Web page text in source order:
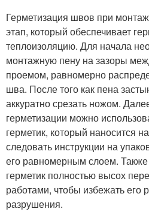
Герметизация швов при
этап, который обеспечивает
теплоизоляцию. Для начала
монтажную пену на зазоры
проемом, равномерно
шва. После того как пена
аккуратно срезать ножом.
герметизации можно
герметик, который наносится
следовать инструкции на
его равномерным слоем. Также
герметик полностью высох
работами, чтобы избежать его
разрушения.